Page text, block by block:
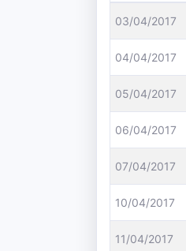
03/04/2017
04/04/2017
05/04/2017
06/04/2017
07/04/2017
10/04/2017
11/04/2017